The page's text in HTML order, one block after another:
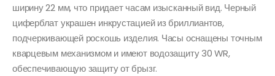
ширину 22 мм, что придает часам изысканный вид. Черный
циферблат украшен инкрустацией из бриллиантов,
подчеркивающей роскошь изделия. Часы оснащены точным
кварцевым механизмом и имеют водозащиту 30 WR,
обеспечивающую защиту от брызг.